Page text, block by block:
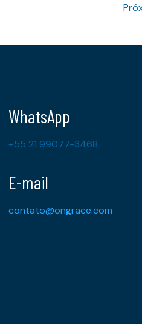
WhatsApp
+55 21 99077-3468
E-mail
contato@ongrace.com